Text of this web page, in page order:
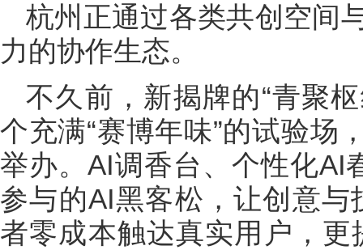
杭州正通过各类共创空间
力的协作生态。
不久前，新揭牌的“青聚
个充满“赛博年味”的试验场
举办。AI调香台、个性化AI
参与的AI黑客松，让创意与
者零成本触达真实用户，